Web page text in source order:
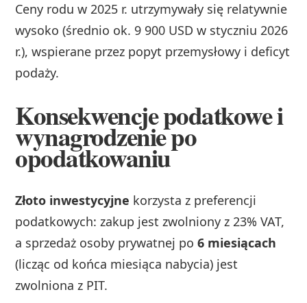
Ceny rodu w 2025 r. utrzymywały się relatywnie
wysoko (średnio ok. 9 900 USD w styczniu 2026
r.), wspierane przez popyt przemysłowy i deficyt
podaży.
Konsekwencje podatkowe i
wynagrodzenie po
opodatkowaniu
Złoto inwestycyjne korzysta z preferencji
podatkowych: zakup jest zwolniony z 23% VAT,
a sprzedaż osoby prywatnej po6 miesiącach
(licząc od końca miesiąca nabycia) jest
zwolniona z PIT.